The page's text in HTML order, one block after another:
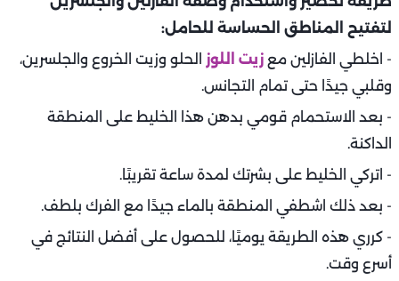
لتفتيح المناطق الحساسة للحامل:
- اخلطي الفازلين مع زيت اللوز
الحلو وزيت الخروع والجلسرين،
وقلبي جيدًا حتى تمام التجانس.
- بعد الاستحمام قومي بدهن هذا الخليط على المنطقة
الداكنة.
- اتركي الخليط على بشرتك لمدة ساعة تقريبًا.
- بعد ذلك اشطفي المنطقة بالماء جيدًا مع الفرك بلطف.
- كرري هذه الطريقة يوميًا، للحصول على أفضل النتائج في
أسرع وقت.